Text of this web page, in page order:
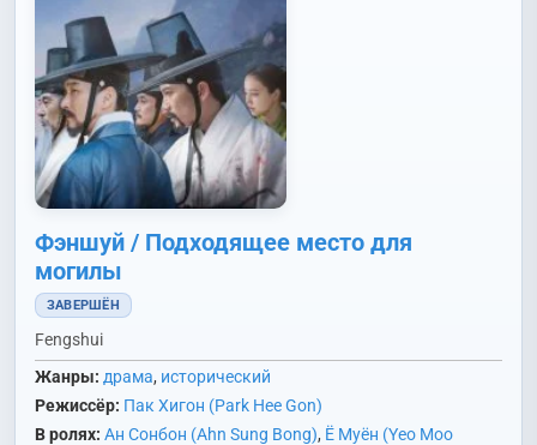
Фэншуй / Подходящее место для
могилы
ЗАВЕРШЁН
Fengshui
Жанры: драма, исторический
Режиссёр: Пак Хигон (Park Hee Gon)
В ролях: Ан Сонбон (Ahn Sung Bong), Ё Муён (Yeo Moo